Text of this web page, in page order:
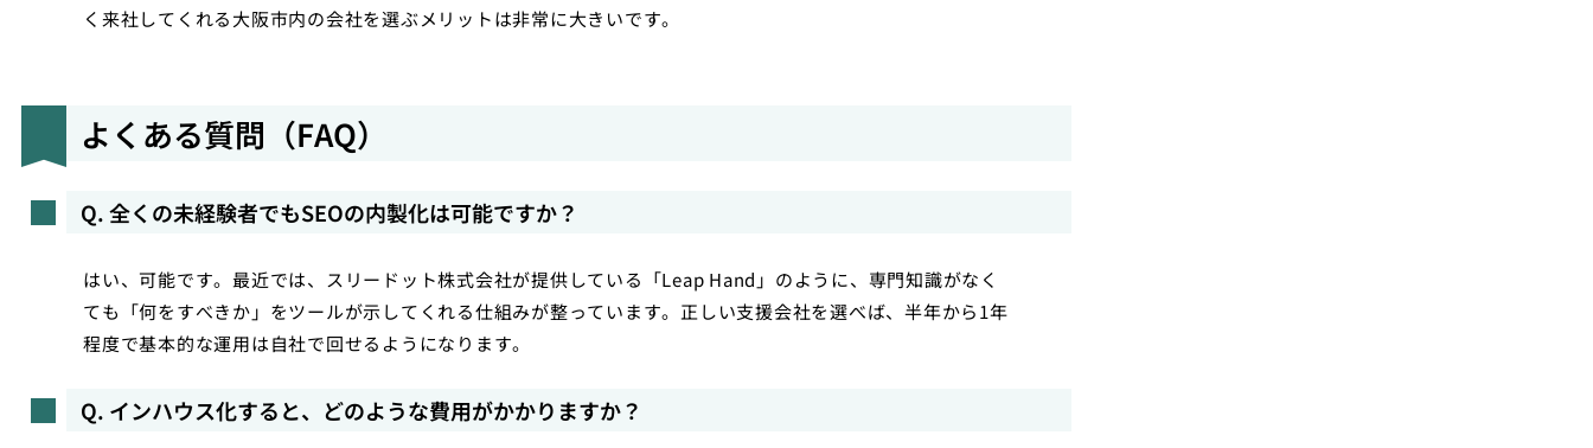
く来社してくれる大阪市内の会社を選ぶメリットは非常に大きいです。
よくある質問（FAQ）
Q. 全くの未経験者でもSEOの内製化は可能ですか？
はい、可能です。最近では、スリードット株式会社が提供している「Leap Hand」のように、専門知識がなく
ても「何をすべきか」をツールが示してくれる仕組みが整っています。正しい支援会社を選べば、半年から1年
程度で基本的な運用は自社で回せるようになります。
Q. インハウス化すると、どのような費用がかかりますか？